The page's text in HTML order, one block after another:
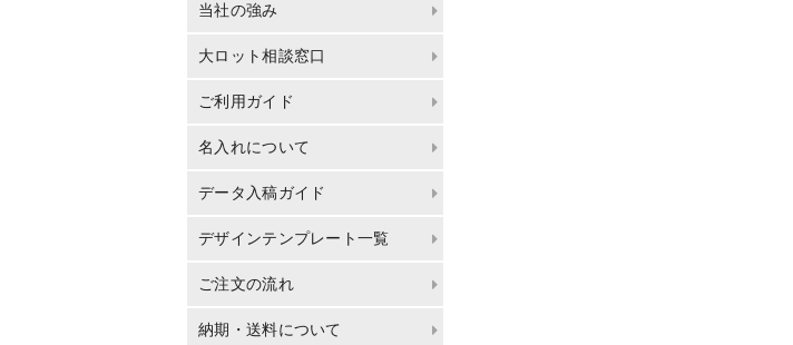
当社の強み
大ロット相談窓口
ご利用ガイド
名入れについて
データ入稿ガイド
デザインテンプレート一覧
ご注文の流れ
納期・送料について